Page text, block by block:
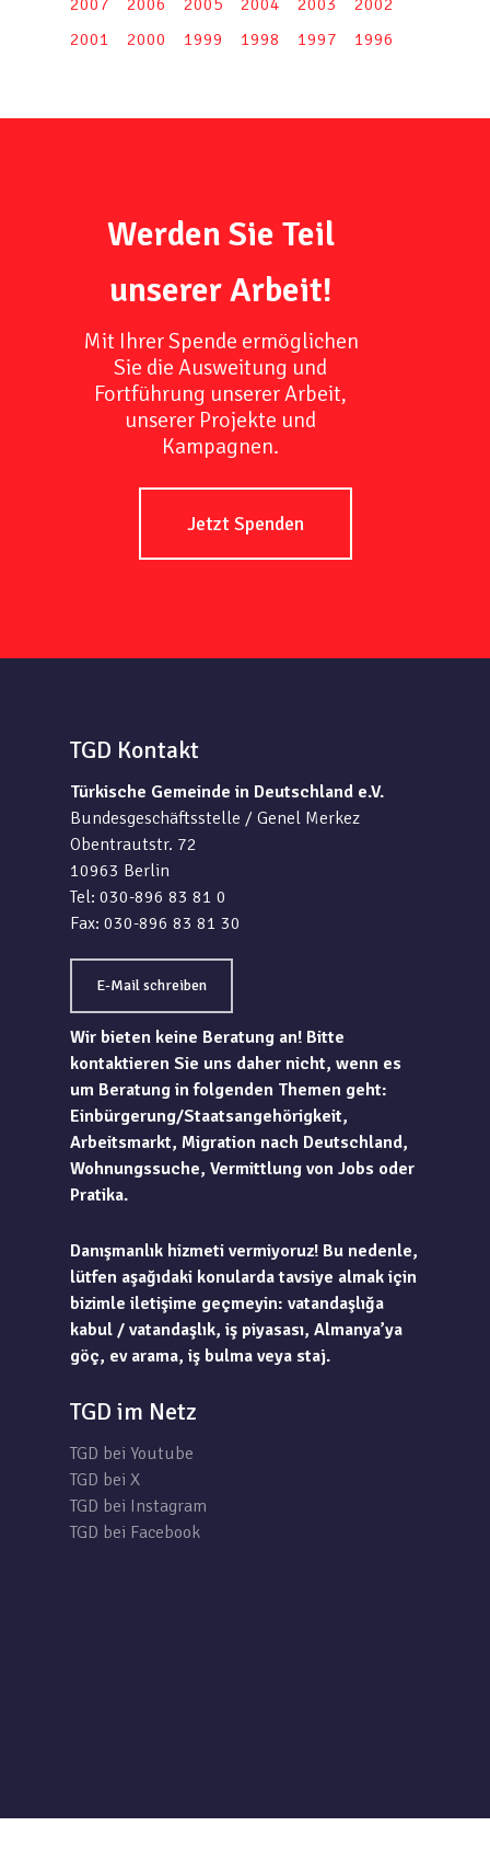
2007
2006 2005 2004 2003
2002
2001
2000 1999 1998 1997 1996
Werden Sie Teil
unserer Arbeit!
Mit Ihrer Spende ermöglichen
Sie die Ausweitung und
Fortführung unserer Arbeit,
unserer Projekte und
Kampagnen.
Jetzt Spenden
TGD Kontakt
Türkische Gemeinde in Deutschland e.V.
Bundesgeschäftsstelle / Genel Merkez
Obentrautstr. 72
10963 Berlin
Tel: 030-896 83 81 0
Fax: 030-896 83 81 30
E-Mail schreiben
Wir bieten keine Beratung an! Bitte
kontaktieren Sie uns daher nicht, wenn es
um Beratung in folgenden Themen geht:
Einbürgerung/Staatsangehörigkeit,
Arbeitsmarkt, Migration nach Deutschland,
Wohnungssuche, Vermittlung von Jobs oder
Pratika.
Danışmanlık hizmeti vermiyoruz! Bu nedenle,
lütfen aşağıdaki konularda tavsiye almak için
bizimle iletişime geçmeyin: vatandaşlığa
kabul / vatandaşlık, iş piyasası, Almanya’ya
göç, ev arama, iş bulma veya staj.
TGD im Netz
TGD bei Youtube
TGD bei X
TGD bei Instagram
TGD bei Facebook